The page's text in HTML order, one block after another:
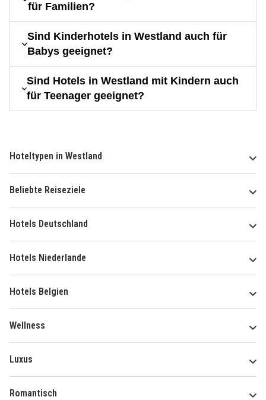
für Familien?
Sind Kinderhotels in Westland auch für
Babys geeignet?
Sind Hotels in Westland mit Kindern auch
für Teenager geeignet?
Hoteltypen in Westland
Beliebte Reiseziele
Hotels Deutschland
Hotels Niederlande
Hotels Belgien
Wellness
Luxus
Romantisch